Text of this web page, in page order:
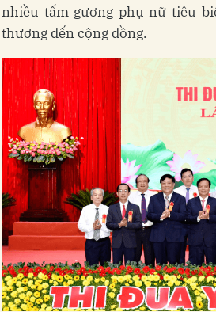
nhiều tấm gương phụ nữ tiêu
thương đến cộng đồng.